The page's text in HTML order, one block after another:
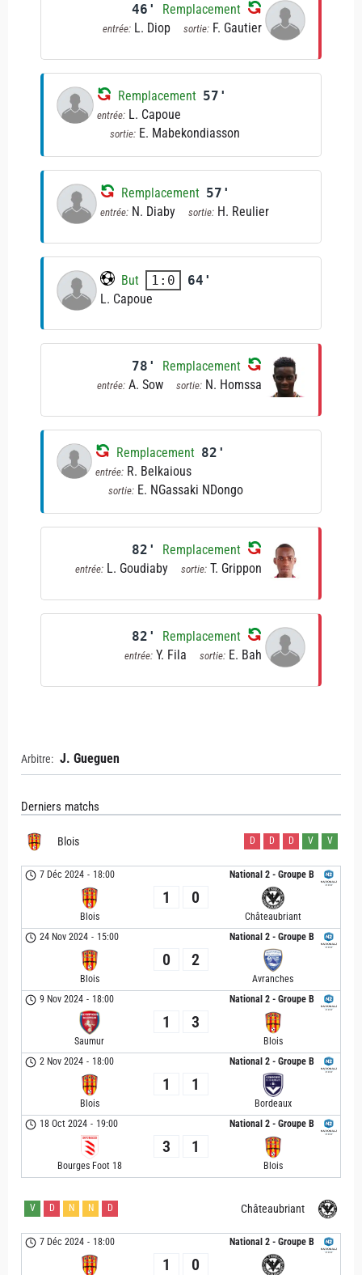
46' Remplacement
entrée: L. Diop sortie: F. Gautier
Remplacement 57'
entrée: L. Capoue
sortie: E. Mabekondiasson
Remplacement 57'
entrée: N. Diaby sortie: H. Reulier
But 1:0
64'
L. Capoue
78' Remplacement
entrée: A. Sow sortie: N. Homssa
Remplacement 82'
entrée: R. Belkaious
sortie: E. NGassaki NDongo
82' Remplacement
entrée: L. Goudiaby sortie: T. Grippon
82' Remplacement
entrée: Y. Fila sortie: E. Bah
Arbitre: J. Gueguen
Derniers matchs
Blois D D D V V
National 2 - Groupe B
7 Déc 2024 - 18:00
Blois
1 0
Châteaubriant
National 2 - Groupe B
24 Nov 2024 - 15:00
Blois
0 2
Avranches
National 2 - Groupe B
9 Nov 2024 - 18:00
Saumur
1 3
Blois
National 2 - Groupe B
2 Nov 2024 - 18:00
Blois
1 1
Bordeaux
National 2 - Groupe B
18 Oct 2024 - 19:00
Bourges Foot 18
3 1
Blois
Châteaubriant
V D N N D
National 2 - Groupe B
7 Déc 2024 - 18:00
1 0